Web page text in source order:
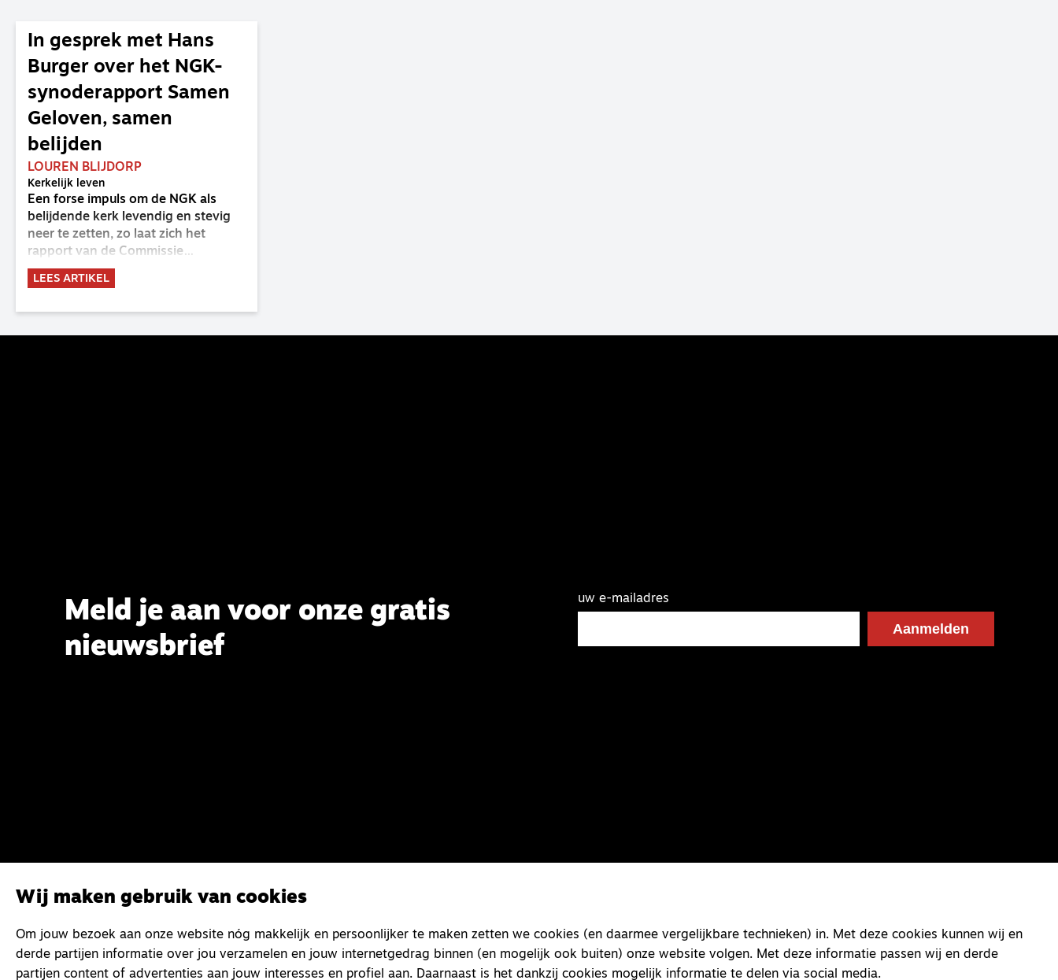
In gesprek met Hans
Burger over het NGK-
synoderapport Samen
Geloven, samen
belijden
LOUREN BLIJDORP
Kerkelijk leven
Een forse impuls om de NGK als
belijdende kerk levendig en stevig
neer te zetten, zo laat zich het
rapport van de Commissie
Belijdende Kerk (CBK) lezen. Deze
commissie is al sinds de eenwording
2023 de opdracht om haar analyse
LEES ARTIKEL
Meld je aan voor onze gratis
nieuwsbrief
uw e-mailadres
Wij maken gebruik van cookies
Om jouw bezoek aan onze website nóg makkelijk en persoonlijker te maken zetten we cookies (en daarmee vergelijkbare technieken) in. Met deze cookies kunnen wij en
derde partijen informatie over jou verzamelen en jouw internetgedrag binnen (en mogelijk ook buiten) onze website volgen. Met deze informatie passen wij en derde
partijen content of advertenties aan jouw interesses en profiel aan. Daarnaast is het dankzij cookies mogelijk informatie te delen via social media.